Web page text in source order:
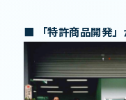
■ 「特許商品開発」